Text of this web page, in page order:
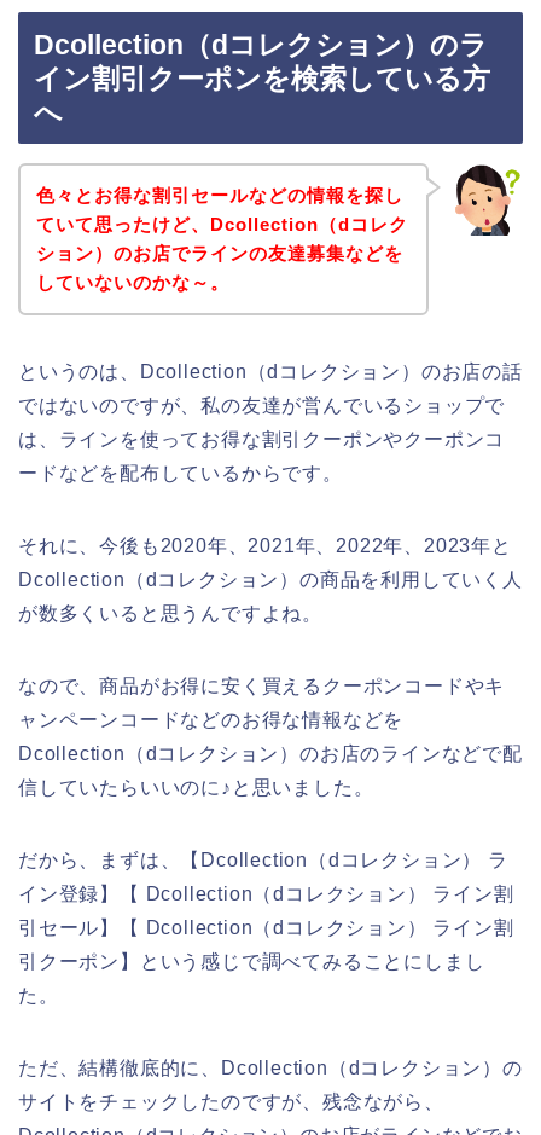
Dcollection（dコレクション）のラ
イン割引クーポンを検索している方
へ
色々とお得な割引セールなどの情報を探し
ていて思ったけど、Dcollection（dコレク
ション）のお店でラインの友達募集などを
していないのかな～。
というのは、Dcollection（dコレクション）のお店の話
ではないのですが、私の友達が営んでいるショップで
は、ラインを使ってお得な割引クーポンやクーポンコ
ードなどを配布しているからです。
それに、今後も2020年、2021年、2022年、2023年と
Dcollection（dコレクション）の商品を利用していく人
が数多くいると思うんですよね。
なので、商品がお得に安く買えるクーポンコードやキ
ャンペーンコードなどのお得な情報などを
Dcollection（dコレクション）のお店のラインなどで配
信していたらいいのに♪と思いました。
だから、まずは、【Dcollection（dコレクション） ラ
イン登録】【 Dcollection（dコレクション） ライン割
引セール】【 Dcollection（dコレクション） ライン割
引クーポン】という感じで調べてみることにしまし
た。
ただ、結構徹底的に、Dcollection（dコレクション）の
サイトをチェックしたのですが、残念ながら、